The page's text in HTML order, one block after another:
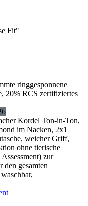
Fit"
ringgesponnene
20% RCS zertifiziertes
Kordel Ton-in-Ton,
im Nacken, 2x1
weicher Griff,
ohne tierische
zur
gesamten